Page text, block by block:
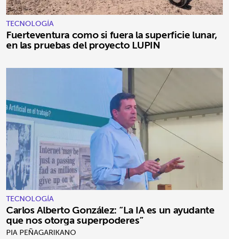
TECNOLOGÍA
Fuerteventura como si fuera la superficie lunar,
en las pruebas del proyecto LUPIN
TECNOLOGÍA
Carlos Alberto González: “La IA es un ayudante
que nos otorga superpoderes”
PIA PEÑAGARIKANO